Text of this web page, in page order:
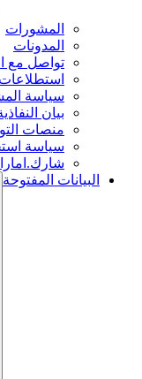
المشورات
المدونات
تواصل مع
سياسة
بيان
منصات
سياسة
البيانات المفتوحة